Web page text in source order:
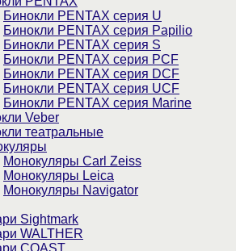
Бинокли PENTAX серия U
Бинокли PENTAX серия Papilio
Бинокли PENTAX серия S
Бинокли PENTAX серия PCF
Бинокли PENTAX серия DCF
Бинокли PENTAX серия UCF
Бинокли PENTAX серия Marine
Veber
театральные
Монокуляры Carl Zeiss
Монокуляры Leica
Монокуляры Navigator
Sightmark
WALTHER